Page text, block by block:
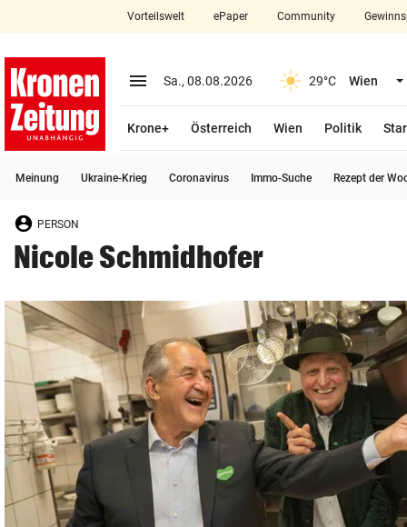
closeSchließen
account_circle Anmelden
arrow_right
bookmark Merkliste
search
Suchbegriff
eingeben
© Krone Multimedia GmbH & Co KG 2026
Muthgasse 2, 1190 Wien
Vorteilswelt ePaper Community
menu Menü aufklappen
Sa., 08.08.2026 29°C Wien
Krone+ Österreich Wien Politik
Meinung Ukraine-Krieg Coronavirus Immo-Suche Rezept der
PERSON
Nicole Schmidhofer